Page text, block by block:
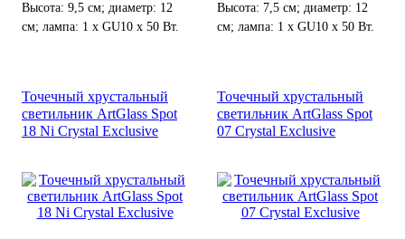
Высота: 9,5 см; диаметр: 12
см; лампа: 1 х GU10 х 50 Вт.
Высота: 7,5 см; диаметр: 12
см; лампа: 1 х GU10 х 50 Вт.
Точечный хрустальный
светильник ArtGlass Spot
18 Ni Crystal Exclusive
Точечный хрустальный
светильник ArtGlass Spot
07 Crystal Exclusive